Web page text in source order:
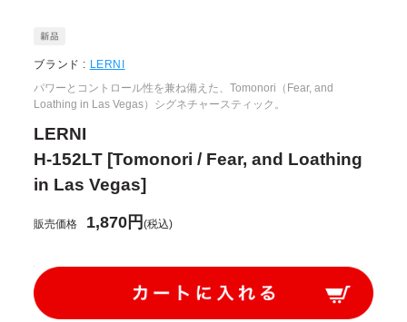
ブランド : LERNI
パワーとコントロール性を兼ね備えた、Tomonori（Fear, and
Loathing in Las Vegas）シグネチャースティック。
LERNI
H-152LT [Tomonori / Fear, and Loathing
in Las Vegas]
販売価格 1,870円(税込)